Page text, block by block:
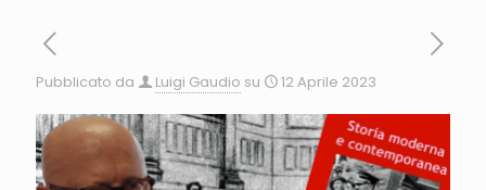
Pubblicato da Luigi Gaudio su 12 Aprile 2023